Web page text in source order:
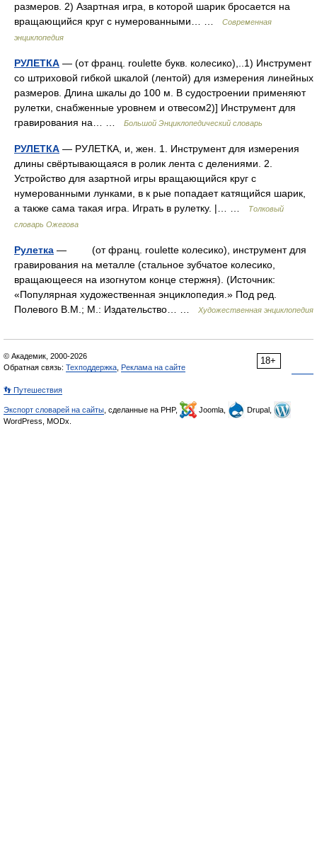
размеров. 2) Азартная игра, в которой шарик бросается на
вращающийся круг с нумерованными… …
Современная
энциклопедия
РУЛЕТКА — (от франц. roulette букв. колесико),..1) Инструмент
со штриховой гибкой шкалой (лентой) для измерения линейных
размеров. Длина шкалы до 100 м. В судостроении применяют
рулетки, снабженные уровнем и отвесом2)] Инструмент для
гравирования на… …
Большой Энциклопедический словарь
РУЛЕТКА — РУЛЕТКА, и, жен. 1. Инструмент для измерения
длины свёртывающаяся в ролик лента с делениями. 2.
Устройство для азартной игры вращающийся круг с
нумерованными лунками, в к рые попадает катящийся шарик,
а также сама такая игра. Играть в рулетку. |… …
Толковый
словарь Ожегова
Рулетка — (от франц. roulette колесико), инструмент для
гравирования на металле (стальное зубчатое колесико,
вращающееся на изогнутом конце стержня). (Источник:
«Популярная художественная энциклопедия.» Под ред.
Полевого В.М.; М.: Издательство… …
Художественная энциклопедия
18+
© Академик, 2000-2026
Обратная связь: Техподдержка Реклама на сайте
👣 Путешествия
Экспорт словарей на сайты , сделанные на PHP, Joomla,
Drupal,
WordPress, MODx.